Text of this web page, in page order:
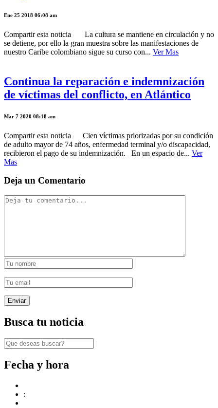
Ene 25 2018 06:08 am
Compartir esta noticia La cultura se mantiene en circulación y no
se detiene, por ello la gran muestra sobre las manifestaciones de
nuestro Caribe colombiano sigue su curso con... Ver Mas
Continua la reparación e indemnización
de víctimas del conflicto, en Atlántico
Mar 7 2020 08:18 am
Compartir esta noticia Cien víctimas priorizadas por su condición
de adulto mayor de 74 años, enfermedad terminal y/o discapacidad,
recibieron el pago de su indemnización. En un espacio de... Ver
Mas
Deja un Comentario
Busca tu noticia
Fecha y hora
: